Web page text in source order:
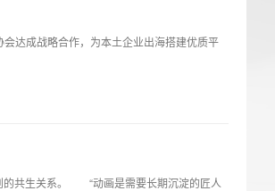
会达成战略合作，为本土企业出海搭建优质平
的共生关系。 “动画是需要长期沉淀的匠人